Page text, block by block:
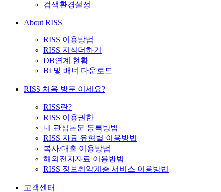
검색환경설정
About RISS
RISS 이용방법
RISS 지식더하기
DB연계 현황
BI 및 배너 다운로드
RISS 처음 방문 이세요?
RISS란?
RISS 이용권한
내 관심논문 등록방법
RISS 자료 유형별 이용방법
복사/대출 이용방법
해외전자자료 이용방법
RISS 정보취약계층 서비스 이용방법
고객센터